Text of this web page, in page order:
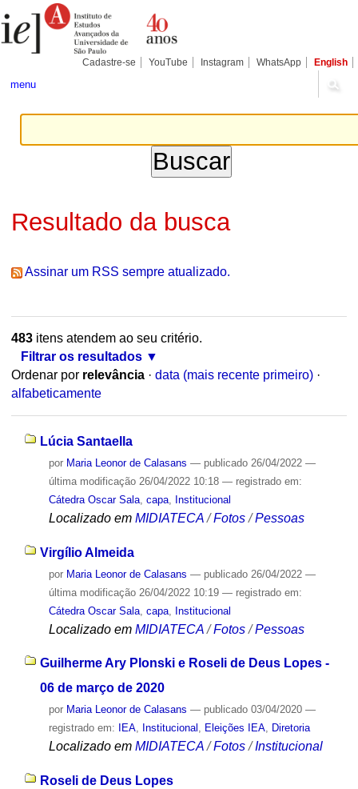
para
conteúdo.
Pessoais
Cadastre-se YouTube Instagram WhatsApp English
menu
Resultado da busca
Assinar um RSS sempre atualizado.
483itens atendem ao seu critério.
Filtrar os resultados
Ordenar por relevância · data (mais recente primeiro) ·
alfabeticamente
Lúcia Santaella
por Maria Leonor de Calasans — publicado26/04/2022 —
última modificação26/04/2022 10:18 — registrado em:
Cátedra Oscar Sala, capa, Institucional
Localizado em MIDIATECA /Fotos /Pessoas
Virgílio Almeida
por Maria Leonor de Calasans — publicado26/04/2022 —
última modificação26/04/2022 10:19 — registrado em:
Cátedra Oscar Sala, capa, Institucional
Localizado em MIDIATECA /Fotos /Pessoas
Guilherme Ary Plonski e Roseli de Deus Lopes -
06 de março de 2020
por Maria Leonor de Calasans — publicado03/04/2020 —
registrado em:
IEA, Institucional , Eleições IEA, Diretoria
Localizado em MIDIATECA /Fotos /Institucional
Roseli de Deus Lopes